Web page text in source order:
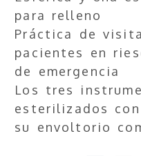
para relleno
Práctica de
pacientes en
de emergencia
Los tres
esterilizados
su envoltorio